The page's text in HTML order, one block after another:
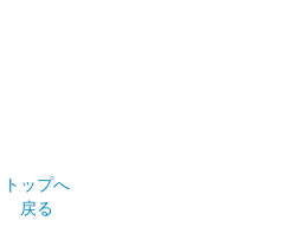
旧暦（如月） 2025年版
トップへ
戻る